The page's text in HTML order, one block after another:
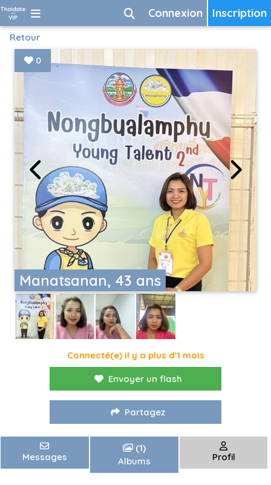
Inscription
Connexion
Retour
Manatsanan, 43 ans
0
Connecté(e) il y a plus d'1 mois
Envoyer un flash
Partagez
Messages
(1)
Albums
Profil